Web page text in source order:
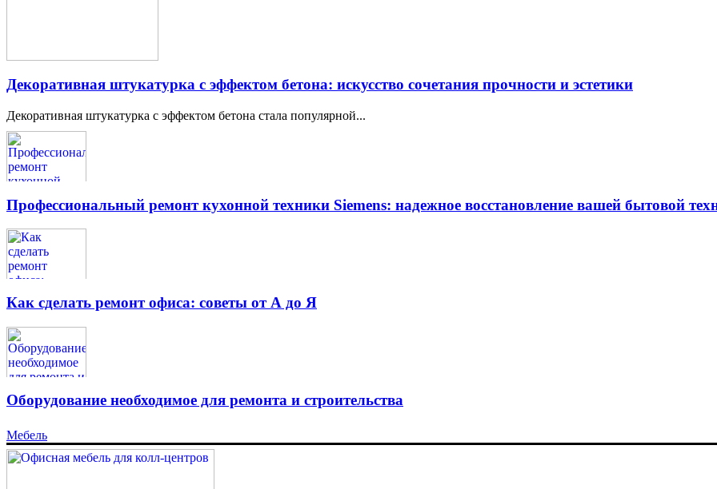
Декоративная штукатурка с эффектом бетона: искусство сочетания прочности и эстетики
Декоративная штукатурка с эффектом бетона стала популярной...
Профессиональный ремонт кухонной техники Siemens: надежное восстановление вашей бытовой
Как сделать ремонт офиса: советы от А до Я
Оборудование необходимое для ремонта и строительства
Мебель